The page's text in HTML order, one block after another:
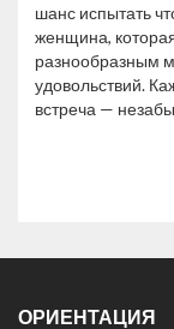
шанс испытать
женщина,
разнообразным
удовольствий.
встреча —
ОРИЕНТАЦИЯ